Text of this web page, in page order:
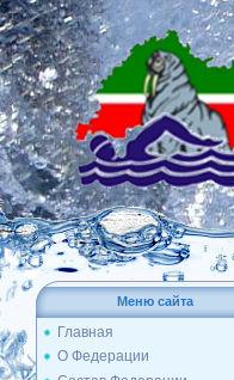
Меню сайта
Главная
О Федерации